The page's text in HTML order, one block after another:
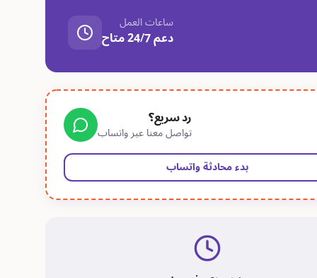
ساعات العمل
دعم 24/7 متاح
رد سريع؟
تواصل معنا عبر واتساب
بدء محادثة واتساب